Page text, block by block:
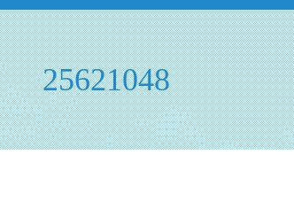
25621048